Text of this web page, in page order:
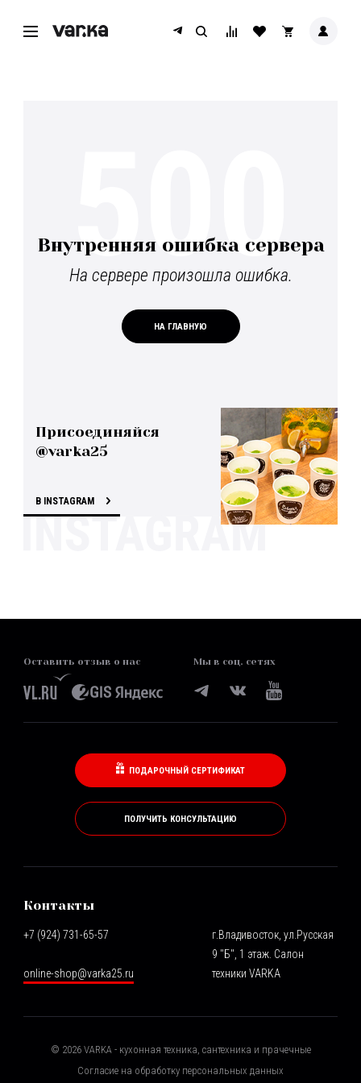
Внутренняя ошибка сервера
На сервере произошла ошибка.
НА ГЛАВНУЮ
500
Присоединяйся
@varka25
В INSTAGRAM
Оставить отзыв о нас Мы в соц. сетях
ПОДАРОЧНЫЙ СЕРТИФИКАТ
ПОЛУЧИТЬ КОНСУЛЬТАЦИЮ
Контакты
+7 (924) 731-65-57
online-shop@varka25.ru
г.Владивосток, ул.Русская
9 "Б", 1 этаж. Салон
техники VARKA
© 2026VARKA - кухонная техника, сантехника и прачечные
Согласие на обработку персональных данных